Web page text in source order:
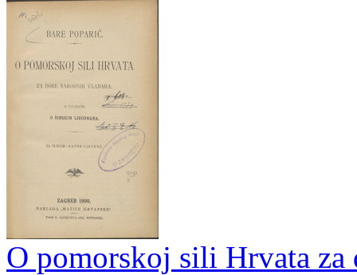
O pomorskoj sili Hrvata za